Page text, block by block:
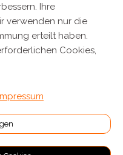
Ihre
verwenden nur die
erteilt haben.
Cookies,